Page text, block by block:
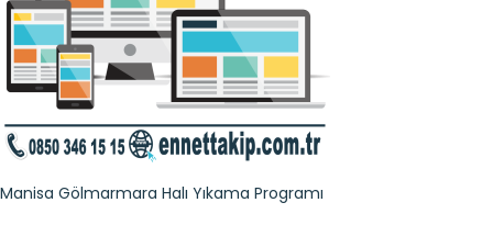
Manisa Gölmarmara Halı Yıkama Programı